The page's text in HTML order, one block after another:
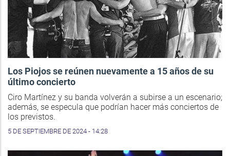
Los Piojos se reúnen nuevamente a 15 años de su
último concierto
Ciro Martínez y su banda volverán a subirse a un escenario;
además, se especula que podrían hacer más conciertos de
los previstos.
5 DE SEPTIEMBRE DE 2024 - 14:28